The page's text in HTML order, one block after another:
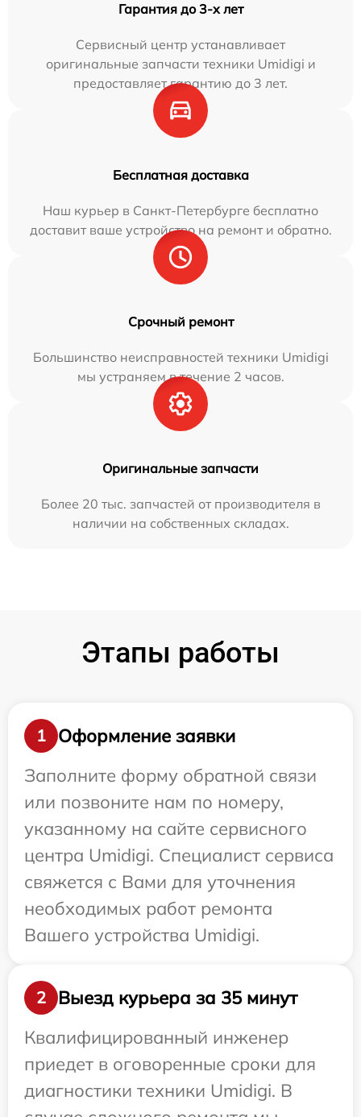
Гарантия до 3-х лет
Сервисный центр устанавливает
оригинальные запчасти техники Umidigi и
предоставляет гарантию до 3 лет.
Бесплатная доставка
Наш курьер в Санкт-Петербурге бесплатно
доставит ваше устройство на ремонт и обратно.
Срочный ремонт
Большинство неисправностей техники Umidigi
мы устраняем в течение 2 часов.
Оригинальные запчасти
Более 20 тыс. запчастей от производителя в
наличии на собственных складах.
Этапы работы
1
Оформление заявки
Заполните форму обратной связи
или позвоните нам по номеру,
указанному на сайте сервисного
центра Umidigi. Специалист сервиса
свяжется с Вами для уточнения
необходимых работ ремонта
Вашего устройства Umidigi.
2
Выезд курьера за 35 минут
Квалифицированный инженер
приедет в оговоренные сроки для
диагностики техники Umidigi. В